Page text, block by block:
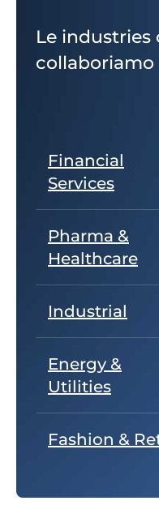
Le industries
collaboriamo
Financial
Services
Pharma &
Healthcare
Industrial
Energy &
Utilities
Fashion &